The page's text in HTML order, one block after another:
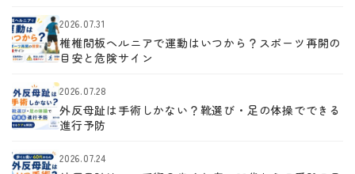
2026.07.31
椎椎間板ヘルニアで運動はいつから？スポーツ再開の
目安と危険サイン
2026.07.28
外反母趾は手術しかない？靴選び・足の体操でできる
進行予防
2026.07.24